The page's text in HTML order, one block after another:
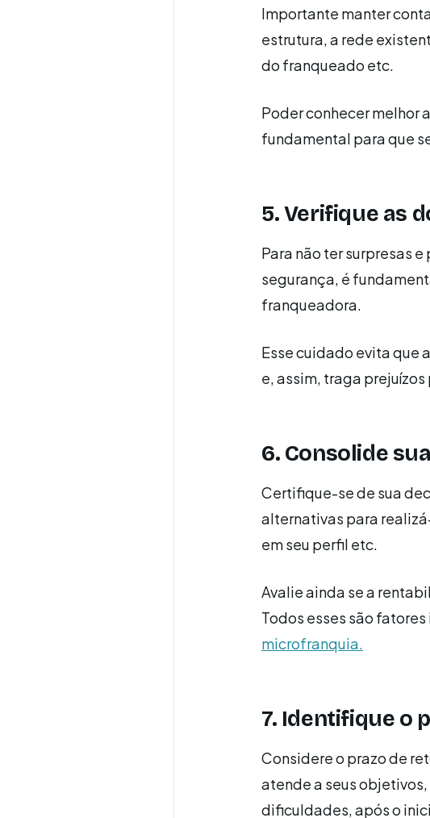
Importante manter
estrutura, a rede
do franqueado etc.
Poder conhecer melhor
fundamental para que
5. Verifique as
Para não ter surpresas
segurança, é
franqueadora.
Esse cuidado evita que
e, assim, traga prejuízos
6. Consolide
Certifique-se de sua
alternativas para
em seu perfil etc.
Avalie ainda se a
Todos esses são
microfranquia.
7. Identifique o
Considere o prazo de
atende a seus
dificuldades, após o